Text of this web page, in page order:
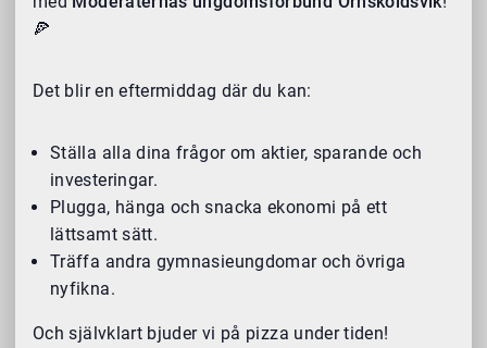
🍕
Det blir en eftermiddag där du kan:
Ställa alla dina frågor om aktier, sparande och
investeringar.
Plugga, hänga och snacka ekonomi på ett
lättsamt sätt.
Träffa andra gymnasieungdomar och övriga
nyfikna.
Och självklart bjuder vi på pizza under tiden!